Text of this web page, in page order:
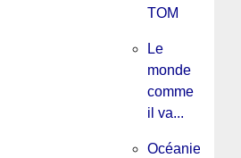
TOM
Le
monde
comme
il va...
Océanie